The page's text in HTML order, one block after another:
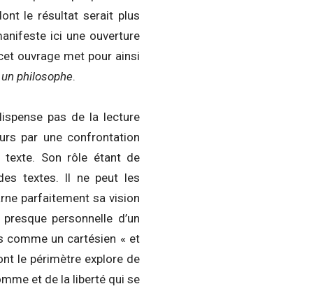
le résultat serait plus
ici une ouverture
ouvrage met pour ainsi
philosophe.
pas de la lecture
par une confrontation
texte. Son rôle étant de
textes. Il ne peut les
parfaitement sa vision
personnelle d’un
comme un cartésien « et
le périmètre explore de
et de la liberté qui se